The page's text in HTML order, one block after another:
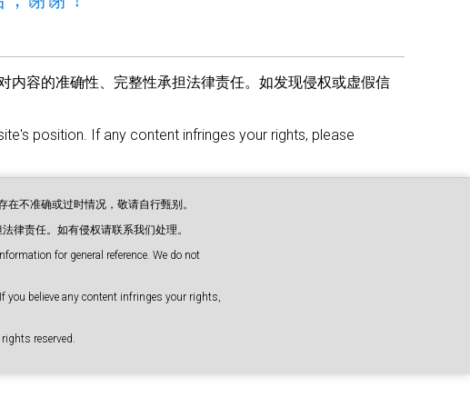
容的准确性、完整性承担法律责任。如发现侵权或虚假信
position. If any content infringes your rights, please
不准确或过时情况，敬请自行甄别。
律责任。如有侵权请联系我们处理。
for general reference. We do not
believe any content infringes your rights,
reserved.